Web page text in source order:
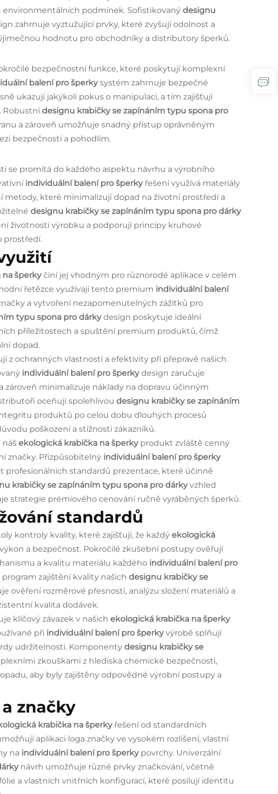
podmínek. Sofistikovaný designu
zahrnuje vyztužující prvky, které zvyšují odolnost a
hodnotu pro obchodníky a distributory šperků.
bezpečnostní funkce, které poskytují komplexní
balení pro šperkysystém zahrnuje bezpečné
ukazují jakýkoli pokus o manipulaci, a tím zajišťují
Robustnídesignu krabičky se zapínáním typu spona pro
a zároveň umožňuje snadný přístup oprávněným
bezpečností a pohodlím.
se promítá do každého aspektu návrhu a výrobního
individuální balení pro šperky řešení využívá materiály
které minimalizují dopad na životní prostředí a
designu krabičky se zapínáním typu spona pro dárky
životnosti výrobku a podporují principy kruhové
prostředí.
na šperkyčiní jej vhodným pro různorodé aplikace v celém
řetězce využívají tento premium individuální balení
a vytvoření nezapomenutelných zážitků pro
typu spona pro dárkydesign poskytuje ideální
příležitostech a spuštění premium produktů, čímž
dopad.
z ochranných vlastností a efektivity při přepravě našich
individuální balení pro šperkydesign zaručuje
minimalizuje náklady na dopravu účinným
oceňují spolehlivou designu krabičky se zapínáním
produktů po celou dobu dlouhých procesů
poškození a stížnosti zákazníků.
náš ekologická krabička na šperky produkt zvláště cenný
značky. Přizpůsobitelný individuální balení pro šperky
standardů prezentace, které účinně
krabičky se zapínáním typu spona pro dárkyvzhled
strategie prémiového cenování ručně vyráběných šperků.
standardů
kontroly kvality, které zajišťují, že každý ekologická
a bezpečnost. Pokročilé zkušební postupy ověřují
a kvalitu materiálu každého individuální balení pro
zajištění kvality našich designu krabičky se
ověření rozměrové přesnosti, analýzu složení materiálů a
kvalita dodávek.
klíčový závazek v našich ekologická krabička na šperky
při individuální balení pro šperkyvýrobě splňují
udržitelnosti. Komponenty designu krabičky se
zkouškami z hlediska chemické bezpečnosti,
aby byly zajištěny odpovědné výrobní postupy a
značky
krabička na šperky řešení od standardních
aplikaci loga značky ve vysokém rozlišení, vlastní
na individuální balení pro šperky povrchy. Univerzální
návrh umožňuje různé prvky značkování, včetně
a vlastních vnitřních konfigurací, které posilují identitu